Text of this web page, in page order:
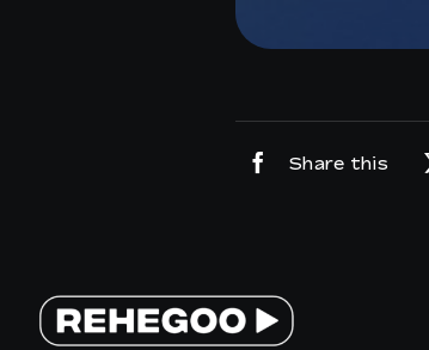
Share this